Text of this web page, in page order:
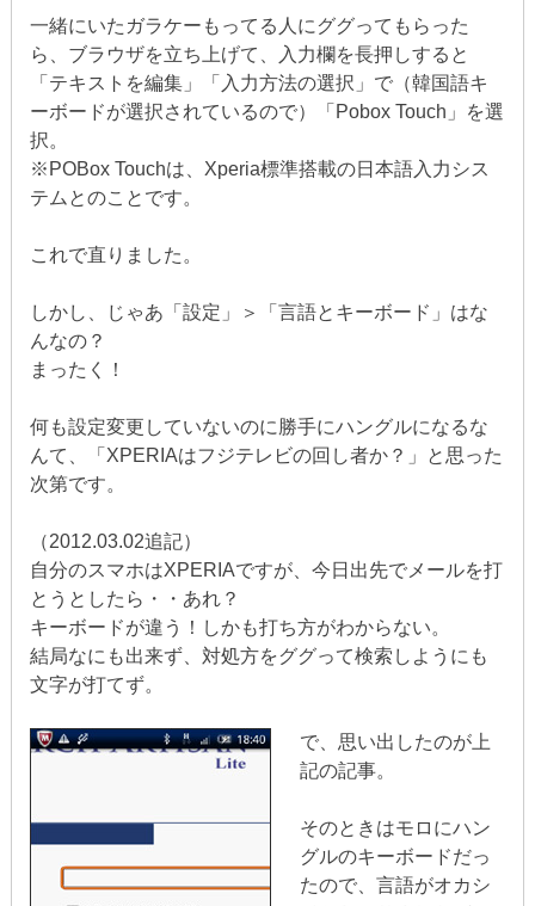
一緒にいたガラケーもってる人にググってもらった
ら、ブラウザを立ち上げて、入力欄を長押しすると
「テキストを編集」「入力方法の選択」で（韓国語キ
ーボードが選択されているので）「Pobox Touch」を選
択。
※POBox Touchは、Xperia標準搭載の日本語入力シス
テムとのことです。
これで直りました。
しかし、じゃあ「設定」＞「言語とキーボード」はな
んなの？
まったく！
何も設定変更していないのに勝手にハングルになるな
んて、「XPERIAはフジテレビの回し者か？」と思った
次第です。
（2012.03.02追記）
自分のスマホはXPERIAですが、今日出先でメールを打
とうとしたら・・あれ？
キーボードが違う！しかも打ち方がわからない。
結局なにも出来ず、対処方をググって検索しようにも
文字が打てず。
で、思い出したのが上
記の記事。
そのときはモロにハン
グルのキーボードだっ
たので、言語がオカシ